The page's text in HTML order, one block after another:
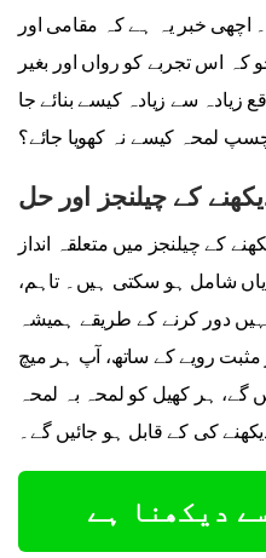
اچھی خبر یہ ہے کہ مقامی اور
اس تجربے کو رواں اور بغیر
زیادہ سے زیادہ کیسے بنائے جا
کے چیلنجز اور حل
کے چیلنجز میں متعلقہ انداز
شامل ہو سکتی ہیں۔ تاہم،
دور کرنے کے طریقے ہمیشہ
رویے کے ساتھ، آپ ہر میچ
گے، ہر کھیل کو لمحہ بہ لمحہ
کی کے قابل ہو جائیں گے۔
دیکھنا ہے